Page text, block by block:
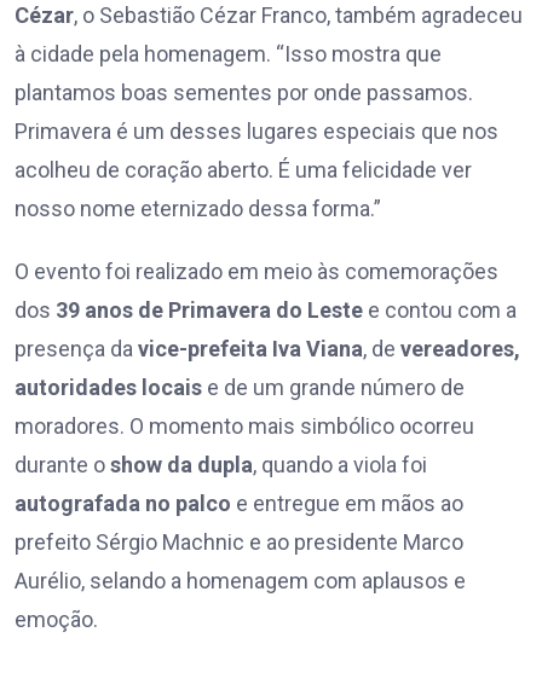
Cézar, o Sebastião Cézar Franco, também agradeceu
à cidade pela homenagem. “Isso mostra que
plantamos boas sementes por onde passamos.
Primavera é um desses lugares especiais que nos
acolheu de coração aberto. É uma felicidade ver
nosso nome eternizado dessa forma.”
O evento foi realizado em meio às comemorações
dos 39 anos de Primavera do Leste e contou com a
presença da vice-prefeita Iva Viana, de vereadores,
autoridades locais e de um grande número de
moradores. O momento mais simbólico ocorreu
durante oshow da dupla, quando a viola foi
autografada no palco e entregue em mãos ao
prefeito Sérgio Machnic e ao presidente Marco
Aurélio, selando a homenagem com aplausos e
emoção.